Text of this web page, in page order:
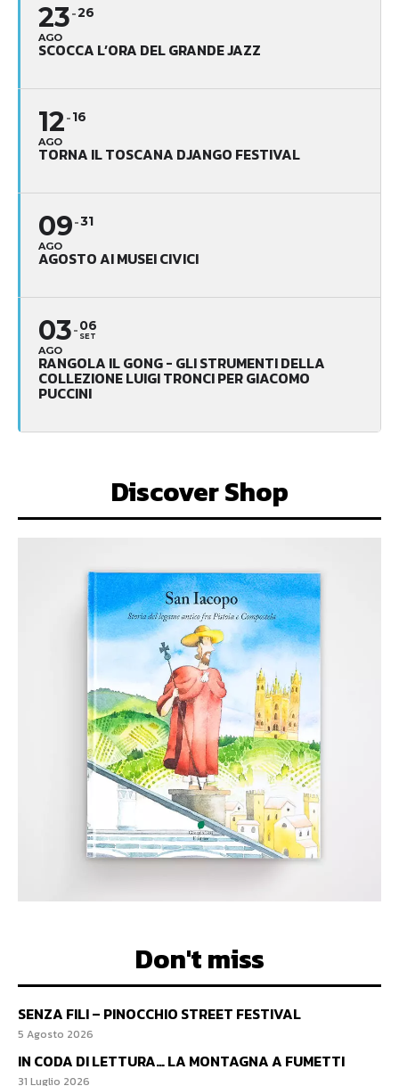
23
AGO
26
SCOCCA L’ORA DEL GRANDE JAZZ
12
AGO
16
TORNA IL TOSCANA DJANGO FESTIVAL
09
AGO
31
AGOSTO AI MUSEI CIVICI
03
AGO
06
SET
RANGOLA IL GONG - GLI STRUMENTI DELLA
COLLEZIONE LUIGI TRONCI PER GIACOMO
PUCCINI
Discover Shop
Don't miss
SENZA FILI – PINOCCHIO STREET FESTIVAL
5 Agosto 2026
IN CODA DI LETTURA… LA MONTAGNA A FUMETTI
31 Luglio 2026